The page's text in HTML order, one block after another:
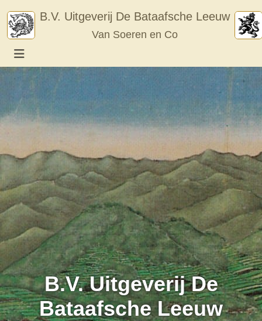
content
B.V. Uitgeverij De Bataafsche Leeuw
Van Soeren en Co
B.V. Uitgeverij De
Bataafsche Leeuw